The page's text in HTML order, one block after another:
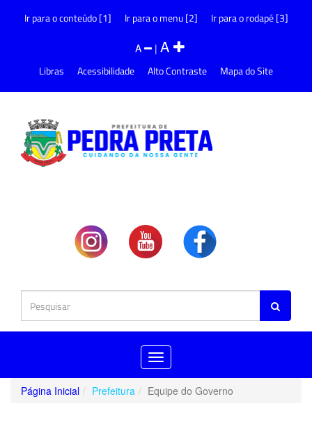
Ir para o conteúdo [1] Ir para o menu [2] Ir para o rodapé [3]
A |A
Libras Acessibilidade Alto Contraste Mapa do Site
Toggle
navigation
Página Inicial
Prefeitura Equipe do Governo